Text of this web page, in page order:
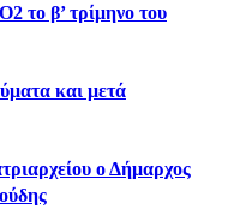
το β’ τρίμηνο του
και μετά
ο Δήμαρχος